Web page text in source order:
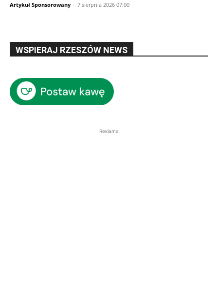
Artykuł Sponsorowany - 7 sierpnia 2026 07:00
WSPIERAJ RZESZÓW NEWS
Reklama